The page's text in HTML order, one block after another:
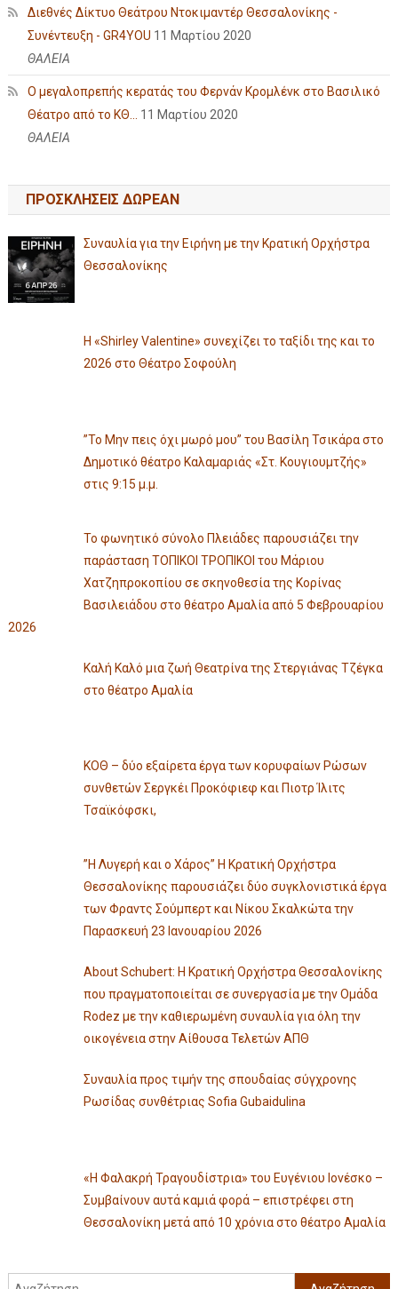
Διεθνές Δίκτυο Θεάτρου Ντοκιμαντέρ Θεσσαλονίκης -
Συνέντευξη - GR4YOU 11 Μαρτίου 2020
ΘΑΛΕΙΑ
Ο μεγαλοπρεπής κερατάς του Φερνάν Κρομλένκ στο Βασιλικό
Θέατρο από το ΚΘ...
11 Μαρτίου 2020
ΘΑΛΕΙΑ
ΠΡΟΣΚΛΗΣΕΙΣ ΔΩΡΕΑΝ
Συναυλία για την Ειρήνη με την Κρατική Ορχήστρα
Θεσσαλονίκης
Η «Shirley Valentine» συνεχίζει το ταξίδι της και το
2026 στο Θέατρο Σοφούλη
”Το Μην πεις όχι μωρό μου” του Βασίλη Τσικάρα στο
Δημοτικό θέατρο Καλαμαριάς «Στ. Κουγιουμτζής»
στις 9:15 μ.μ.
Το φωνητικό σύνολο Πλειάδες παρουσιάζει την
παράσταση ΤΟΠΙΚΟΙ ΤΡΟΠΙΚΟΙ του Μάριου
Χατζηπροκοπίου σε σκηνοθεσία της Κορίνας
Βασιλειάδου στο θέατρο Αμαλία από 5 Φεβρουαρίου
2026
Καλή Καλό μια ζωή Θεατρίνα της Στεργιάνας Τζέγκα
στο θέατρο Αμαλία
ΚΟΘ – δύο εξαίρετα έργα των κορυφαίων Ρώσων
συνθετών Σεργκέι Προκόφιεφ και Πιοτρ Ίλιτς
Τσαϊκόφσκι,
”Η Λυγερή και ο Χάρος” Η Κρατική Ορχήστρα
Θεσσαλονίκης παρουσιάζει δύο συγκλονιστικά έργα
των Φραντς Σούμπερτ και Νίκου Σκαλκώτα την
Παρασκευή 23 Ιανουαρίου 2026
About Schubert: Η Κρατική Ορχήστρα Θεσσαλονίκης
που πραγματοποιείται σε συνεργασία με την Ομάδα
Rodez με την καθιερωμένη συναυλία για όλη την
οικογένεια στην Αίθουσα Τελετών ΑΠΘ
Συναυλία προς τιμήν της σπουδαίας σύγχρονης
Ρωσίδας συνθέτριας Sofia Gubaidulina
«Η Φαλακρή Τραγουδίστρια» του Ευγένιου Ιονέσκο –
Συμβαίνουν αυτά καμιά φορά – επιστρέφει στη
Θεσσαλονίκη μετά από 10 χρόνια στο θέατρο Αμαλία